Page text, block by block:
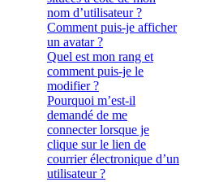
nom d’utilisateur ?
Comment puis-je afficher
un avatar ?
Quel est mon rang et
comment puis-je le
modifier ?
Pourquoi m’est-il
demandé de me
connecter lorsque je
clique sur le lien de
courrier électronique d’un
utilisateur ?